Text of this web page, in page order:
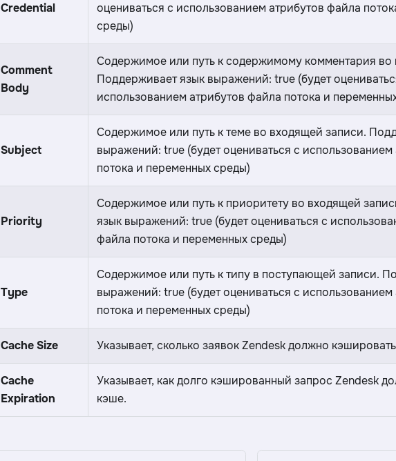
Credential
оцениваться с использованием атрибутов файла
среды)
Comment
Body
Содержимое или путь к содержимому комментария во
Поддерживает язык выражений: true (будет
использованием атрибутов файла потока и
Subject
Содержимое или путь к теме во входящей записи.
выражений: true (будет оцениваться с
потока и переменных среды)
Priority
Содержимое или путь к приоритету во входящей
язык выражений: true (будет оцениваться с
файла потока и переменных среды)
Type
Содержимое или путь к типу в поступающей записи.
выражений: true (будет оцениваться с
потока и переменных среды)
Cache Size Указывает, сколько заявок Zendesk должно
Cache
Expiration
Указывает, как долго кэшированный запрос Zendesk
кэше.